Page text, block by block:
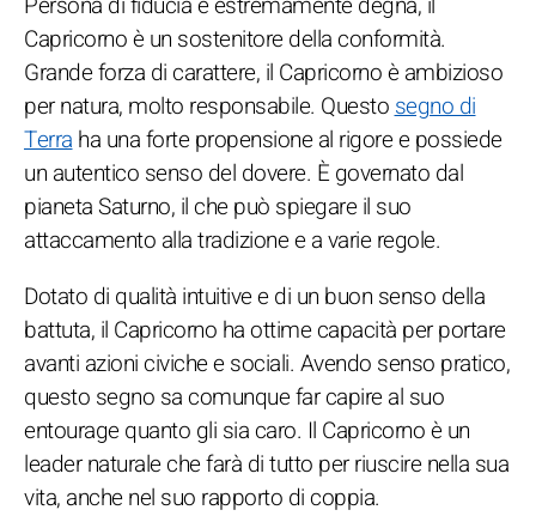
Capricorno è un sostenitore della conformità.
Grande forza di carattere, il Capricorno è ambizioso
per natura, molto responsabile. Questo segno di
Terra ha una forte propensione al rigore e possiede
un autentico senso del dovere. È governato dal
pianeta Saturno, il che può spiegare il suo
attaccamento alla tradizione e a varie regole.
Dotato di qualità intuitive e di un buon senso della
battuta, il Capricorno ha ottime capacità per portare
avanti azioni civiche e sociali. Avendo senso pratico,
questo segno sa comunque far capire al suo
entourage quanto gli sia caro. Il Capricorno è un
leader naturale che farà di tutto per riuscire nella sua
vita, anche nel suo rapporto di coppia.